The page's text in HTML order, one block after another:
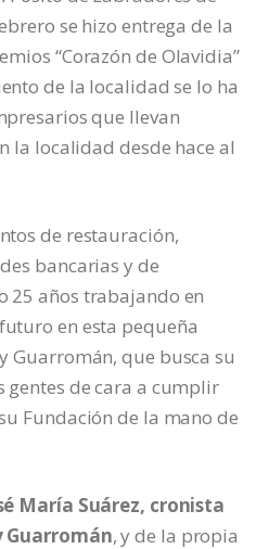
se hizo entrega de la
“Corazón de Olavidia”
de la localidad se lo ha
que llevan
la localidad desde hace al
de restauración,
bancarias y de
25 años trabajando en
en esta pequeña
Guarromán, que busca su
de cara a cumplir
Fundación de la mano de
María Suárez, cronista
Guarromán, y de la propia